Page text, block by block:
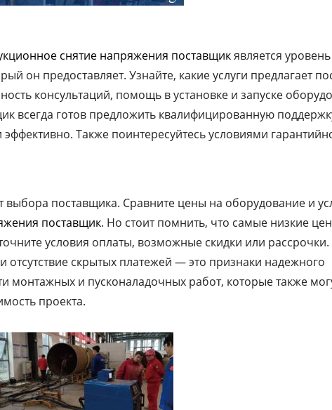
снятие напряжения поставщикявляется уровень
он предоставляет. Узнайте, какие услуги предлагает
консультаций, помощь в установке и запуске
всегда готов предложить квалифицированную
Также поинтересуйтесь условиями
поставщика. Сравните цены на оборудование и
поставщик. Но стоит помнить, что самые низкие
условия оплаты, возможные скидки или рассрочки.
отсутствие скрытых платежей — это признаки надежного
монтажных и пусконаладочных работ, которые также
проекта.